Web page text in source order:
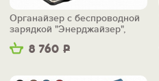
8 760 Р
Органайзер с беспроводной
зарядкой "Энерджайзер",
вер.2